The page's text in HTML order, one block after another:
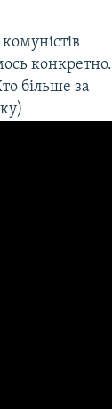
конкретно.
більше за